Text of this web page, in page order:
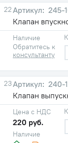
22
245-
Клапан
Наличие
Обратитесь к
консультанту
23
240-
Клапан
Наличие
Цена с НДС
220 руб.